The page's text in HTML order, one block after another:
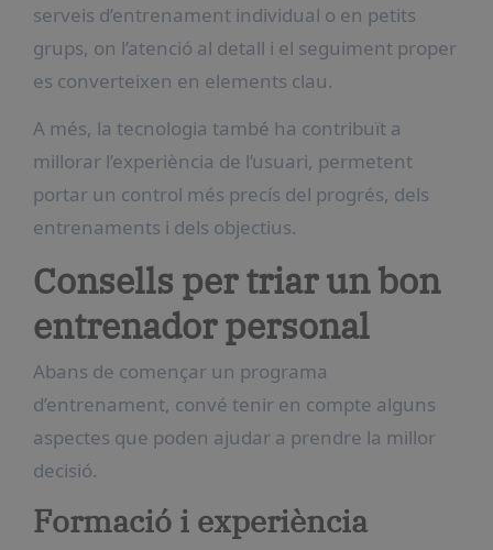
serveis d’entrenament individual o en petits
grups, on l’atenció al detall i el seguiment proper
es converteixen en elements clau.
A més, la tecnologia també ha contribuït a
millorar l’experiència de l’usuari, permetent
portar un control més precís del progrés, dels
entrenaments i dels objectius.
Consells per triar un bon
entrenador personal
Abans de començar un programa
d’entrenament, convé tenir en compte alguns
aspectes que poden ajudar a prendre la millor
decisió.
Formació i experiència